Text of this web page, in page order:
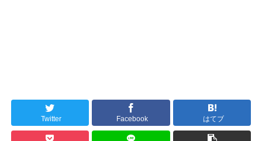
Twitter Facebook はてブ